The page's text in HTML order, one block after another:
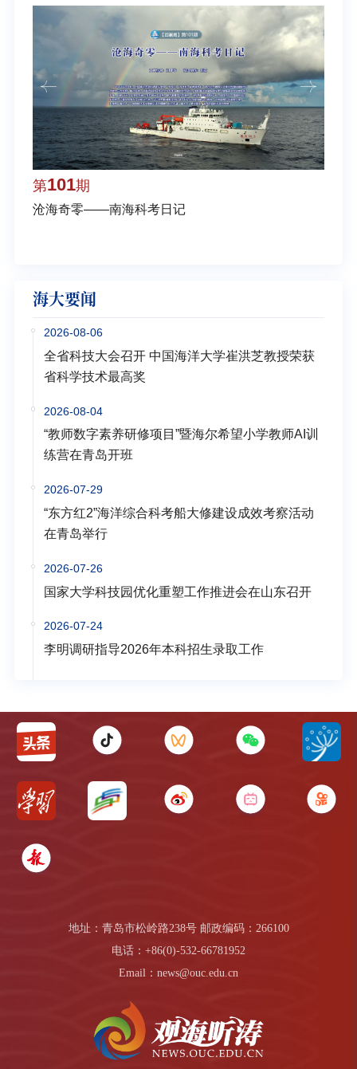
第101期
沧海奇零——南海科考日记
海大要闻
2026-08-06
全省科技大会召开 中国海洋大学崔洪芝教授荣获
省科学技术最高奖
2026-08-04
“教师数字素养研修项目”暨海尔希望小学教师AI训
练营在青岛开班
2026-07-29
“东方红2”海洋综合科考船大修建设成效考察活动
在青岛举行
2026-07-26
国家大学科技园优化重塑工作推进会在山东召开
2026-07-24
李明调研指导2026年本科招生录取工作
地址：青岛市松岭路238号 邮政编码：266100
电话：+86(0)-532-66781952
Email：news@ouc.edu.cn